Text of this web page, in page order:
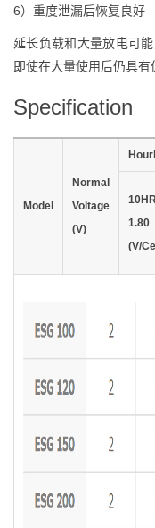
6）重度泄漏后恢复良好
延长负载和大量放电可
即使在大量使用后仍具有
Specification
Model
Normal
Voltage
(V)
10HR
1.80
(V/